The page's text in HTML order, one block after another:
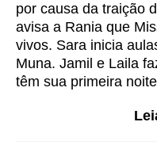
por causa da traição
avisa a Rania que
vivos. Sara inicia
Muna. Jamil e Laila
têm sua primeira